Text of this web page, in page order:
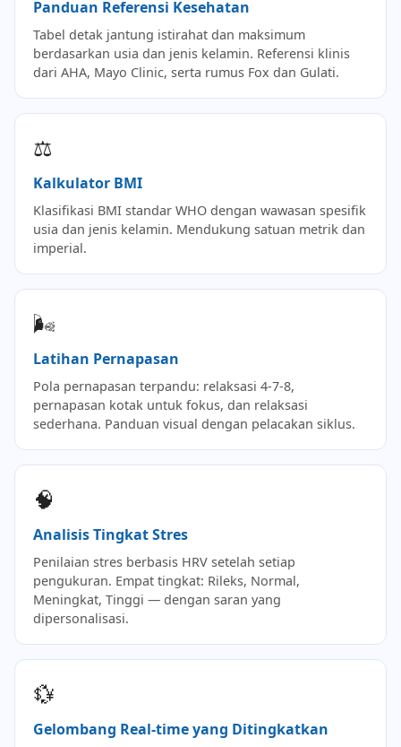
Panduan Referensi Kesehatan
Tabel detak jantung istirahat dan maksimum
berdasarkan usia dan jenis kelamin. Referensi klinis
dari AHA, Mayo Clinic, serta rumus Fox dan Gulati.
⚖️
Kalkulator BMI
Klasifikasi BMI standar WHO dengan wawasan spesifik
usia dan jenis kelamin. Mendukung satuan metrik dan
imperial.
🌬️
Latihan Pernapasan
Pola pernapasan terpandu: relaksasi 4-7-8,
pernapasan kotak untuk fokus, dan relaksasi
sederhana. Panduan visual dengan pelacakan siklus.
🧠
Analisis Tingkat Stres
Penilaian stres berbasis HRV setelah setiap
pengukuran. Empat tingkat: Rileks, Normal,
Meningkat, Tinggi — dengan saran yang
dipersonalisasi.
💱
Gelombang Real-time yang Ditingkatkan